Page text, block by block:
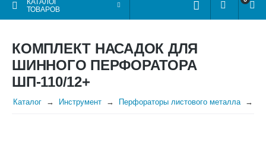
КАТАЛОГ
ТОВАРОВ
КОМПЛЕКТ НАСАДОК ДЛЯ
ШИННОГО ПЕРФОРАТОРА
ШП-110/12+
Каталог Инструмент Перфораторы листового металла